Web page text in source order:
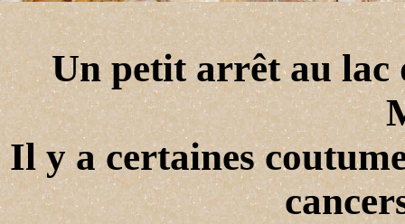
Un petit arrêt au lac
Il y a certaines